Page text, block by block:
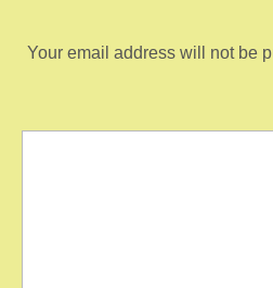
Your email address will not be